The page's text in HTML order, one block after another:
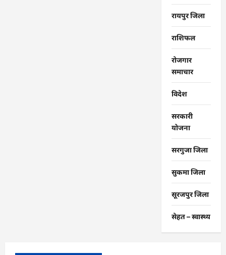
रायपुर जिला
राशिफल
रोजगार
समाचार
विदेश
सरकारी
योजना
सरगुजा जिला
सुकमा जिला
सूरजपुर जिला
सेहत – स्‍वास्‍थ्‍य